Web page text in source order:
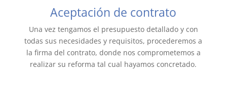
Aceptación de contrato
Una vez tengamos el presupuesto detallado y con
todas sus necesidades y requisitos, procederemos a
la firma del contrato, donde nos comprometemos a
realizar su reforma tal cual hayamos concretado.